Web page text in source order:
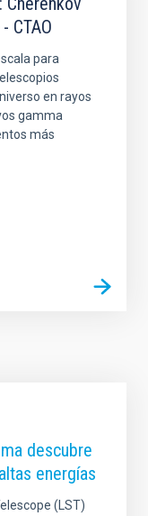
CTAO
para
en rayos
gamma
más
descubre
energías
(LST)